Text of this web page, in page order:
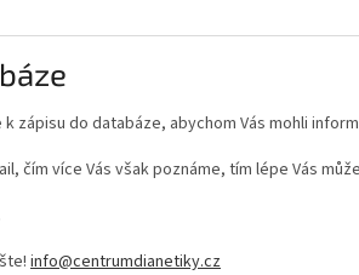
zápisu do databáze, abychom Vás mohli
čím více Vás však poznáme, tím lépe Vás
info@centrumdianetiky.cz